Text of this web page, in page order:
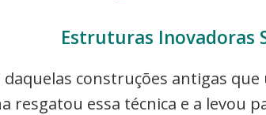
Estruturas Inovadoras
daquelas construções antigas
resgatou essa técnica e a levou